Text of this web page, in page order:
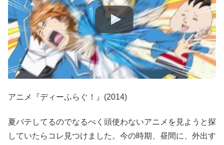
アニメ『ディーふらぐ！』(2014)
夏バテしてるのでなるべく頭使わないアニメを見ようと探
していたらコレ見つけました。今の時期、昼間に、外出す